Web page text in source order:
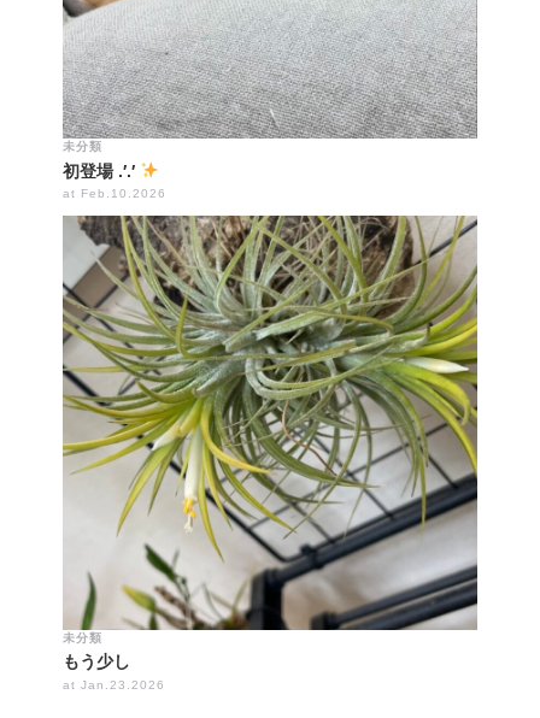
未分類
初登場 .′.′
at Feb.10.2026
未分類
もう少し
at Jan.23.2026